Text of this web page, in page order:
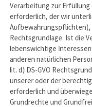
Verarbeitung zur
erforderlich, der wir
Aufbewahrungspflichten),
Rechtsgrundlage. Ist die
lebenswichtige
anderen natürlichen
lit. d) DS-GVO
unserer oder der
erforderlich und
Grundrechte und